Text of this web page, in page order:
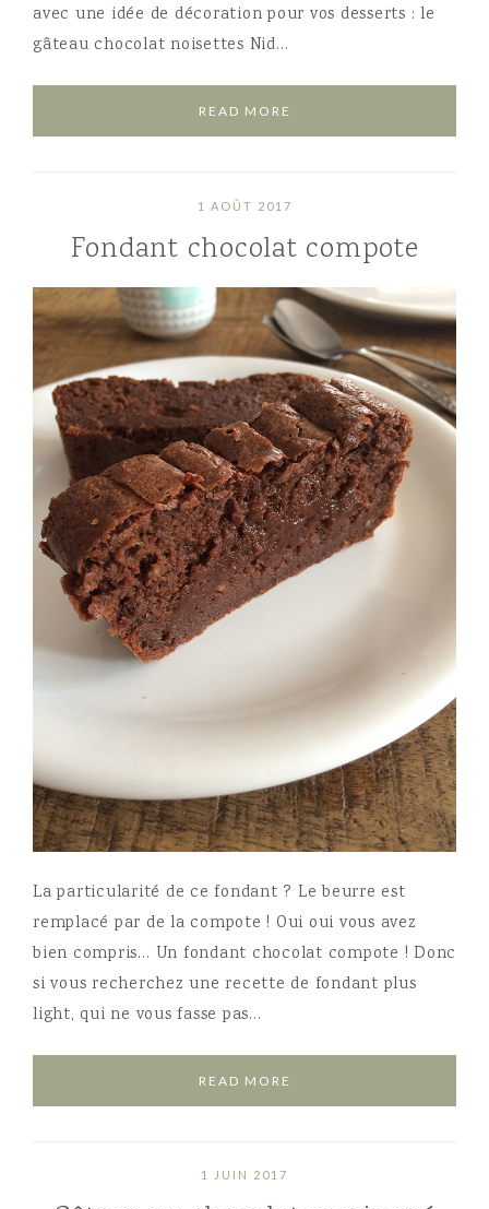
avec une idée de décoration pour vos desserts : le
gâteau chocolat noisettes Nid…
READ MORE
1 AOÛT 2017
Fondant chocolat compote
La particularité de ce fondant ? Le beurre est
remplacé par de la compote ! Oui oui vous avez
bien compris… Un fondant chocolat compote ! Donc
si vous recherchez une recette de fondant plus
light, qui ne vous fasse pas…
READ MORE
1 JUIN 2017